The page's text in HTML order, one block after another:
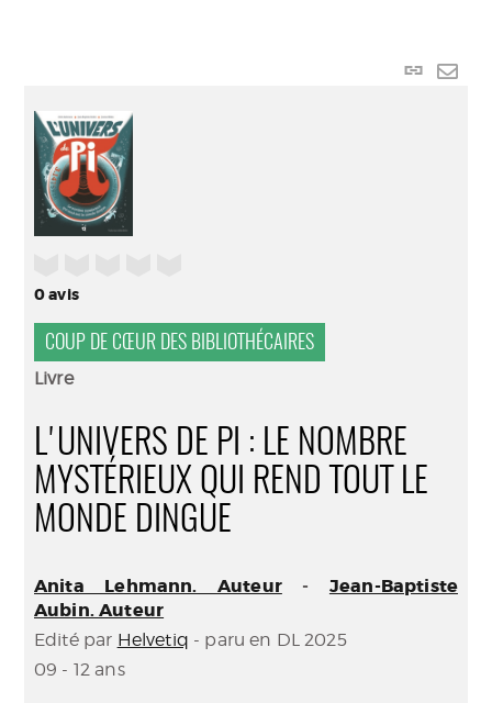
Lien
0avis
COUP DE CŒUR DES BIBLIOTHÉCAIRES
Livre
L'UNIVERS DE PI : LE NOMBRE
MYSTÉRIEUX QUI REND TOUT LE
MONDE DINGUE
Anita Lehmann. Auteur- Jean-Baptiste
Aubin. Auteur
Edité par Helvetiq - paru en DL 2025
09 - 12 ans